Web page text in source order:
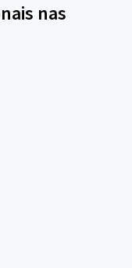
nas